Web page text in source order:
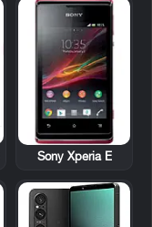
Sony Xperia E